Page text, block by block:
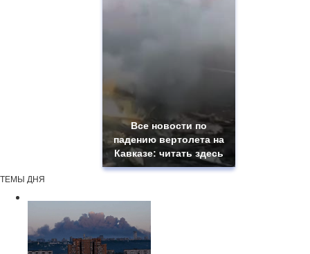
Все новости по
падению вертолета на
Кавказе: читать здесь
ТЕМЫ ДНЯ